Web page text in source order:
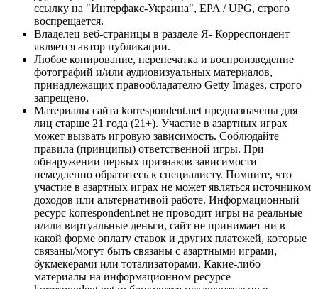
ссылку на "Интерфакс-Украина", EPA / UPG, строго
воспрещается.
Владелец веб-страницы в разделе Я- Корреспондент
является автор публикации.
Любое копирование, перепечатка и воспроизведение
фотографий и/или аудиовизуальных материалов,
принадлежащих правообладателю Getty Images, строго
запрещено.
Материалы сайта korrespondent.net предназначены для
лиц старше 21 года (21+). Участие в азартных играх
может вызвать игровую зависимость. Соблюдайте
правила (принципы) ответственной игры. При
обнаружении первых признаков зависимости
немедленно обратитесь к специалисту. Помните, что
участие в азартных играх не может являться источником
доходов или альтернативой работе. Информационный
ресурс korrespondent.net не проводит игры на реальные
и/или виртуальные деньги, сайт не принимает ни в
какой форме оплату ставок и других платежей, которые
связаны/могут быть связаны с азартными играми,
букмекерами или тотализаторами. Какие-либо
материалы на информационном ресурсе